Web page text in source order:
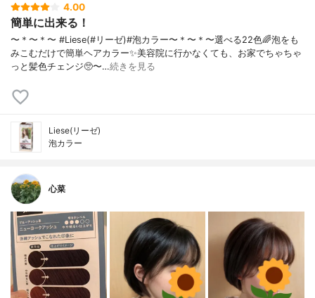
4.00
簡単に出来る！
〜＊〜＊〜 #Liese(#リーゼ)#泡カラー〜＊〜＊〜選べる22色🌈泡をも
みこむだけで簡単ヘアカラー✨美容院に行かなくても、お家でちゃちゃ
っと髪色チェンジ🥺〜…続きを見る
Liese(リーゼ)
泡カラー
心菜